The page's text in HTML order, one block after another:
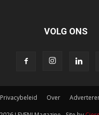
VOLG ONS
Privacybeleid Over